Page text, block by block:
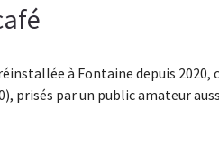
à Fontaine depuis 2020,
prisés par un public amateur